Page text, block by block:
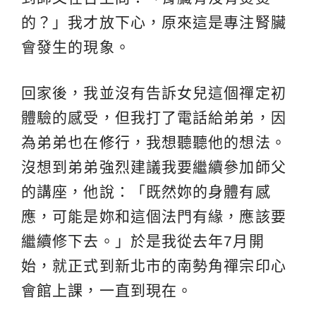
的？」我才放下心，原來這是專注腎臟
會發生的現象。
回家後，我並沒有告訴女兒這個禪定初
體驗的感受，但我打了電話給弟弟，因
為弟弟也在修行 ，我想聽聽他的想法。
沒想到弟弟強烈建議我要繼續參加師父
的講座，他說：「既然妳的身體有感
應，可能是妳和這個法門有緣，應該要
繼續修下去。」於是我從去年7月開
始，就正式到新北市的南勢角禪宗印心
會館上課，一直到現在。